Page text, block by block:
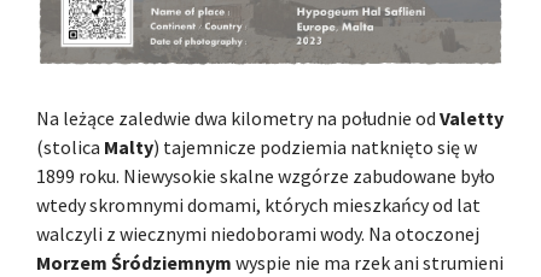
Na leżące zaledwie dwa kilometry na południe od Valetty
(stolica Malty) tajemnicze podziemia natknięto się w
1899 roku. Niewysokie skalne wzgórze zabudowane było
wtedy skromnymi domami, których mieszkańcy od lat
walczyli z wiecznymi niedoborami wody. Na otoczonej
Morzem Śródziemnym wyspie nie ma rzek ani strumieni